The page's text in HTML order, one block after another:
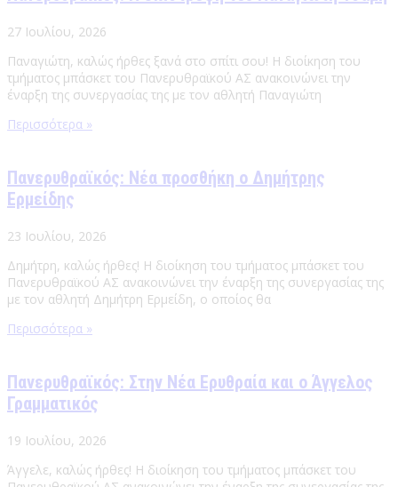
27 Ιουλίου, 2026
Παναγιώτη, καλώς ήρθες ξανά στο σπίτι σου! Η διοίκηση του
τμήματος μπάσκετ του Πανερυθραϊκού ΑΣ ανακοινώνει την
έναρξη της συνεργασίας της με τον αθλητή Παναγιώτη
Περισσότερα »
Πανερυθραϊκός: Νέα προσθήκη ο Δημήτρης
Ερμείδης
23 Ιουλίου, 2026
Δημήτρη, καλώς ήρθες! Η διοίκηση του τμήματος μπάσκετ του
Πανερυθραϊκού ΑΣ ανακοινώνει την έναρξη της συνεργασίας της
με τον αθλητή Δημήτρη Ερμείδη, ο οποίος θα
Περισσότερα »
Πανερυθραϊκός: Στην Νέα Ερυθραία και ο Άγγελος
Γραμματικός
19 Ιουλίου, 2026
Άγγελε, καλώς ήρθες! Η διοίκηση του τμήματος μπάσκετ του